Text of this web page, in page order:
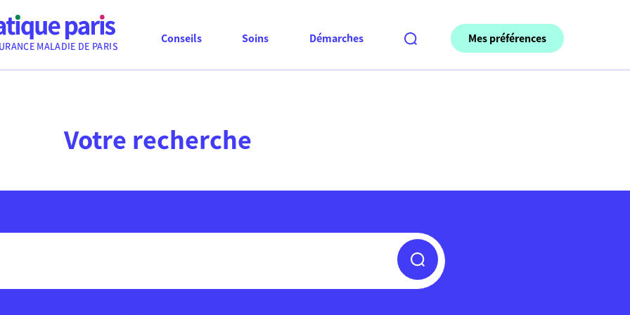
MALADIE DE PARIS
Conseils Soins Démarches Mes préférences
Votre recherche